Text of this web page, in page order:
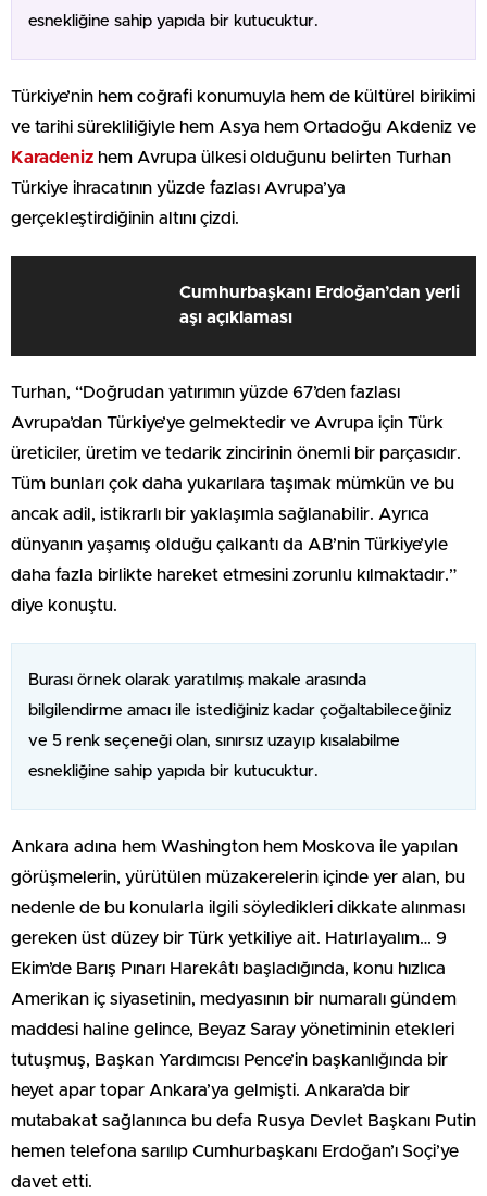
esnekliğine sahip yapıda bir kutucuktur.
Türkiye’nin hem coğrafi konumuyla hem de kültürel birikimi
ve tarihi sürekliliğiyle hem Asya hem Ortadoğu Akdeniz ve
Karadeniz hem Avrupa ülkesi olduğunu belirten Turhan
Türkiye ihracatının yüzde fazlası Avrupa’ya
gerçekleştirdiğinin altını çizdi.
Cumhurbaşkanı Erdoğan’dan yerli
aşı açıklaması
Turhan, “Doğrudan yatırımın yüzde 67’den fazlası
Avrupa’dan Türkiye’ye gelmektedir ve Avrupa için Türk
üreticiler, üretim ve tedarik zincirinin önemli bir parçasıdır.
Tüm bunları çok daha yukarılara taşımak mümkün ve bu
ancak adil, istikrarlı bir yaklaşımla sağlanabilir. Ayrıca
dünyanın yaşamış olduğu çalkantı da AB’nin Türkiye’yle
daha fazla birlikte hareket etmesini zorunlu kılmaktadır.”
diye konuştu.
Burası örnek olarak yaratılmış makale arasında
bilgilendirme amacı ile istediğiniz kadar çoğaltabileceğiniz
ve 5 renk seçeneği olan, sınırsız uzayıp kısalabilme
esnekliğine sahip yapıda bir kutucuktur.
Ankara adına hem Washington hem Moskova ile yapılan
görüşmelerin, yürütülen müzakerelerin içinde yer alan, bu
nedenle de bu konularla ilgili söyledikleri dikkate alınması
gereken üst düzey bir Türk yetkiliye ait. Hatırlayalım… 9
Ekim’de Barış Pınarı Harekâtı başladığında, konu hızlıca
Amerikan iç siyasetinin, medyasının bir numaralı gündem
maddesi haline gelince, Beyaz Saray yönetiminin etekleri
tutuşmuş, Başkan Yardımcısı Pence’in başkanlığında bir
heyet apar topar Ankara’ya gelmişti. Ankara’da bir
mutabakat sağlanınca bu defa Rusya Devlet Başkanı Putin
hemen telefona sarılıp Cumhurbaşkanı Erdoğan’ı Soçi’ye
davet etti.